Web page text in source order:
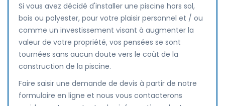
Si vous avez décidé d'installer une piscine hors sol,
bois ou polyester, pour votre plaisir personnel et / ou
comme un investissement visant à augmenter la
valeur de votre propriété, vos pensées se sont
tournées sans aucun doute vers le coût de la
construction de la piscine.
Faire saisir une demande de devis à partir de notre
formulaire en ligne et nous vous contacterons